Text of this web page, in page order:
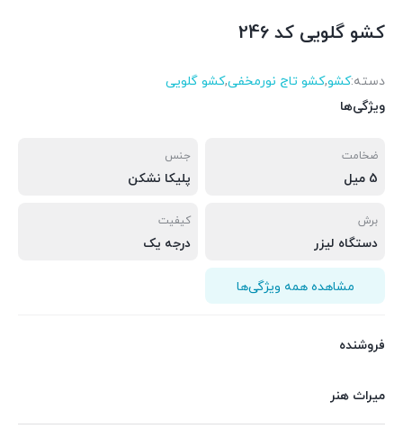
کشو گلویی کد 246
دسته:کشو,کشو تاج نورمخفی,کشو گلویی
ویژگی‌ها
ضخامت
5 میل
جنس
پلیکا نشکن
برش
دستگاه لیزر
کیفیت
درجه یک
مشاهده همه ویژگی‌ها
فروشنده
میراث هنر